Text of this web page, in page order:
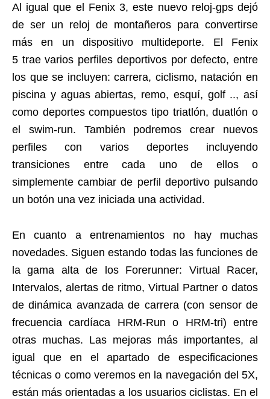
Al igual que el Fenix 3, este nuevo reloj-gps dejó
de ser un reloj de montañeros para convertirse
más en un dispositivo multideporte. El Fenix
5 trae varios perfiles deportivos por defecto, entre
los que se incluyen: carrera, ciclismo, natación en
piscina y aguas abiertas, remo, esquí, golf .., así
como deportes compuestos tipo triatlón, duatlón o
el swim-run. También podremos crear nuevos
perfiles con varios deportes incluyendo
transiciones entre cada uno de ellos o
simplemente cambiar de perfil deportivo pulsando
un botón una vez iniciada una actividad.
En cuanto a entrenamientos no hay muchas
novedades. Siguen estando todas las funciones de
la gama alta de los Forerunner: Virtual Racer,
Intervalos, alertas de ritmo, Virtual Partner o datos
de dinámica avanzada de carrera (con sensor de
frecuencia cardíaca HRM-Run o HRM-tri) entre
otras muchas. Las mejoras más importantes, al
igual que en el apartado de especificaciones
técnicas o como veremos en la navegación del 5X,
están más orientadas a los usuarios ciclistas. En el